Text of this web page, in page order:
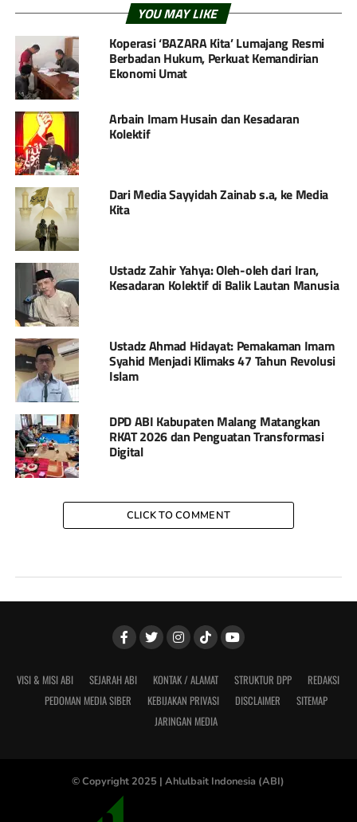
YOU MAY LIKE
Koperasi ‘BAZARA Kita’ Lumajang Resmi
Berbadan Hukum, Perkuat Kemandirian
Ekonomi Umat
Arbain Imam Husain dan Kesadaran
Kolektif
Dari Media Sayyidah Zainab s.a, ke Media
Kita
Ustadz Zahir Yahya: Oleh-oleh dari Iran,
Kesadaran Kolektif di Balik Lautan Manusia
Ustadz Ahmad Hidayat: Pemakaman Imam
Syahid Menjadi Klimaks 47 Tahun Revolusi
Islam
DPD ABI Kabupaten Malang Matangkan
RKAT 2026 dan Penguatan Transformasi
Digital
CLICK TO COMMENT
VISI & MISI ABI SEJARAH ABI KONTAK / ALAMAT STRUKTUR DPP
REDAKSI
PEDOMAN MEDIA SIBER
KEBIJAKAN PRIVASI DISCLAIMER
SITEMAP
JARINGAN MEDIA
© Copyright 2025 | Ahlulbait Indonesia (ABI)